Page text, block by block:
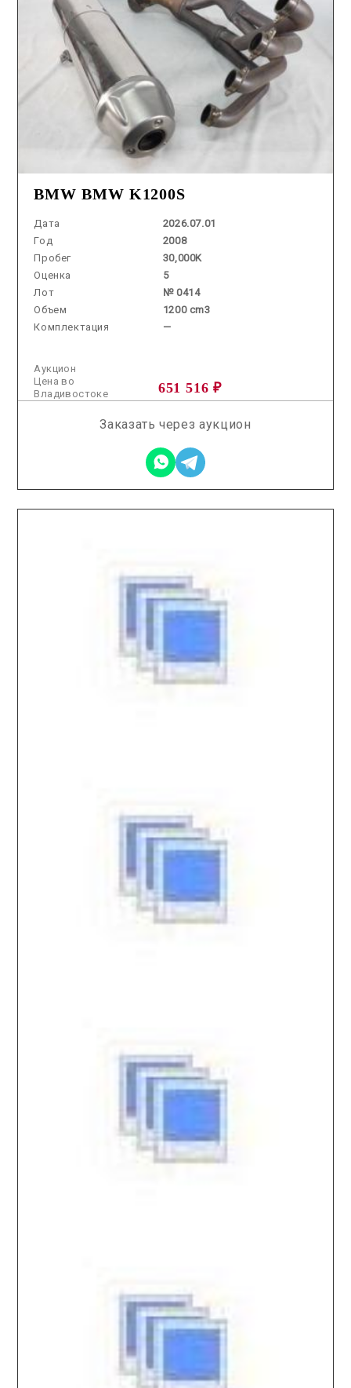
BMW BMW K1200S
Дата
2026.07.01
Год
2008
Пробег
30,000K
Оценка
5
Лот
№ 0414
Объем
1200 cm3
Комплектация
—
Аукцион
651 516 ₽
Цена во
Владивостоке
Заказать через аукцион